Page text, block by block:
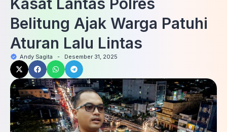
Belitung Ajak Warga Patuhi
Aturan Lalu Lintas
Andy Sagita - Desember 31, 2025